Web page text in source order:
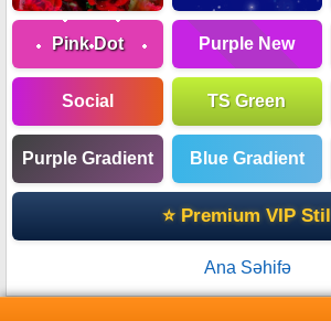
Pink Dot Purple New
Social TS Green
Purple Gradient Blue Gradient
⭐ Premium VIP Stil
Ana Səhifə